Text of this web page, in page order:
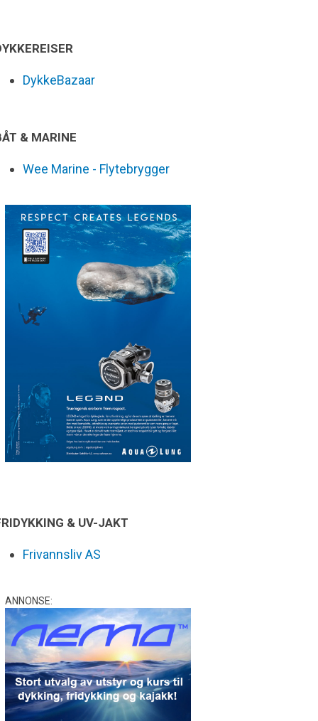
DykkeBazaar
& MARINE
Wee Marine - Flytebrygger
& UV-JAKT
Frivannsliv AS
ANNONSE: